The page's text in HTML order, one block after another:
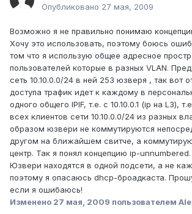
Опубликовано 27 мая, 2009
Возможно я не правильно понимаю
Хочу это использовать, поэтому боюсь
том что я использую общее адресное
пользователей которые в разных VLAN.
сеть 10.10.0.0/24 в ней 253 юзверя , так вот
доступа трафик идет к каждому в
одного общего IPIF, т.е. с 10.10.0.1 (ip на L3),
всех клиентов сети 10.10.0.0/24 из разных
образом юзвери не коммутируются
другом на ближайшем свитче, а
центр. Так я понял концепцию ip-unnumbered.
Юзвери находятся в одной подсети, а не
поэтому я опасаюсь dhcp-броадкаста.
если я ошибаюсь!
Изменено 27 мая, 2009 пользователем